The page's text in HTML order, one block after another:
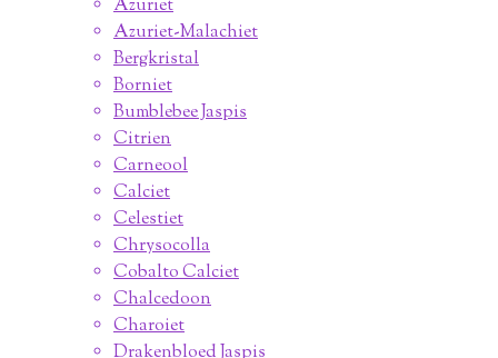
Azuriet
Azuriet-Malachiet
Bergkristal
Borniet
Bumblebee Jaspis
Citrien
Carneool
Calciet
Celestiet
Chrysocolla
Cobalto Calciet
Chalcedoon
Charoiet
Drakenbloed Jaspis